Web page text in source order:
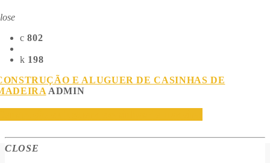
802
198
E ALUGUER DE CASINHAS DE
ADMIN
CLOSE